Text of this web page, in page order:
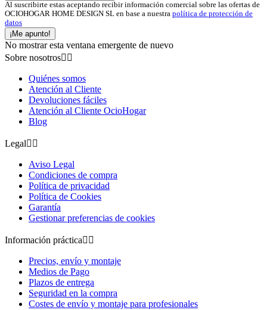
Al suscribirte estas aceptando recibir información comercial sobre las ofertas de
OCIOHOGAR HOME DESIGN SL en base a nuestra política de protección de
datos
¡Me apunto!
No mostrar esta ventana emergente de nuevo
Sobre nosotros 
Quiénes somos
Atención al Cliente
Devoluciones fáciles
Atención al Cliente OcioHogar
Blog
Legal 
Aviso Legal
Condiciones de compra
Política de privacidad
Política de Cookies
Garantía
Gestionar preferencias de cookies
Información práctica 
Precios, envío y montaje
Medios de Pago
Plazos de entrega
Seguridad en la compra
Costes de envío y montaje para profesionales